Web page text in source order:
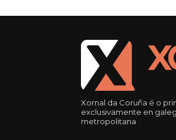
Xornal da Coruña é o
exclusivamente en
metropolitana